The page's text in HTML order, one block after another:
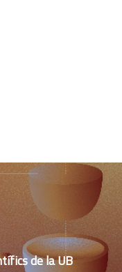
de la UB